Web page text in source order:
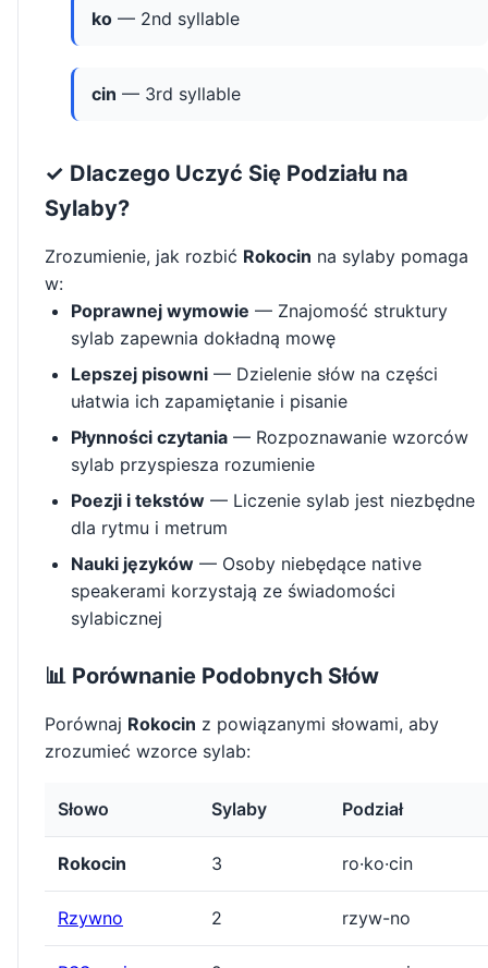
ko — 2nd syllable
cin — 3rd syllable
✓ Dlaczego Uczyć Się Podziału na
Sylaby?
Zrozumienie, jak rozbić Rokocin na sylaby pomaga
w:
Poprawnej wymowie — Znajomość struktury
sylab zapewnia dokładną mowę
Lepszej pisowni — Dzielenie słów na części
ułatwia ich zapamiętanie i pisanie
Płynności czytania — Rozpoznawanie wzorców
sylab przyspiesza rozumienie
Poezji i tekstów — Liczenie sylab jest niezbędne
dla rytmu i metrum
Nauki języków — Osoby niebędące native
speakerami korzystają ze świadomości
sylabicznej
📊 Porównanie Podobnych Słów
Porównaj Rokocin z powiązanymi słowami, aby
zrozumieć wzorce sylab:
Słowo Sylaby Podział
Rokocin 3 ro·ko·cin
Rzywno 2 rzyw-no